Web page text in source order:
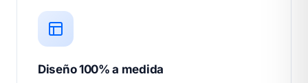
Diseño 100% a medida